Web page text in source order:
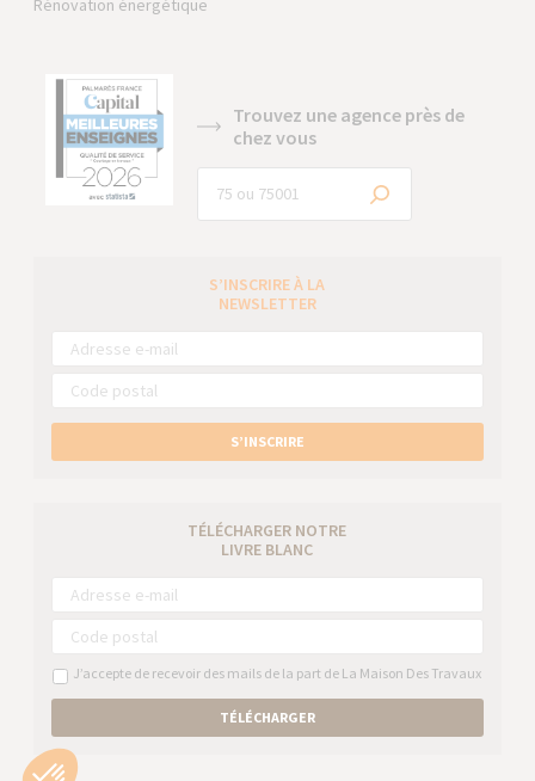
Trouvez une agence près de
chez vous
S’INSCRIRE À LA
NEWSLETTER
S’INSCRIRE
TÉLÉCHARGER NOTRE
LIVRE BLANC
J’accepte de recevoir des mails de la part de La Maison Des Travaux
TÉLÉCHARGER